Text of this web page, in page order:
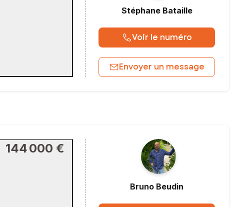
Stéphane Bataille
Voir le numéro
Envoyer un message
144 000 €
Bruno Beudin